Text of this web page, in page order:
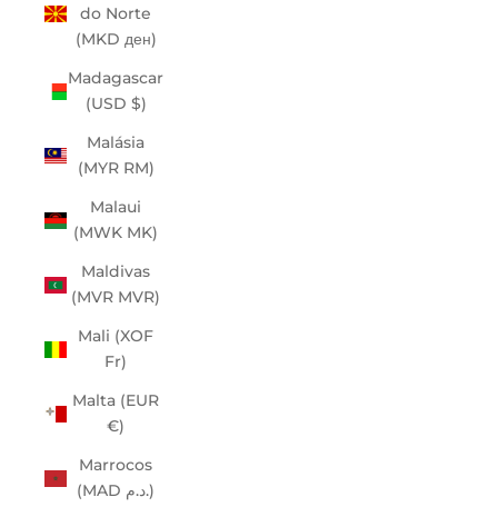
do Norte
(MKD ден)
Madagascar
(USD $)
Malásia
(MYR RM)
Malaui
(MWK MK)
Maldivas
(MVR MVR)
Mali (XOF
Fr)
Malta (EUR
€)
Marrocos
(MAD د.م.)